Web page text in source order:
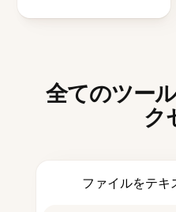
全てのツー
ク
ファイルをテキ